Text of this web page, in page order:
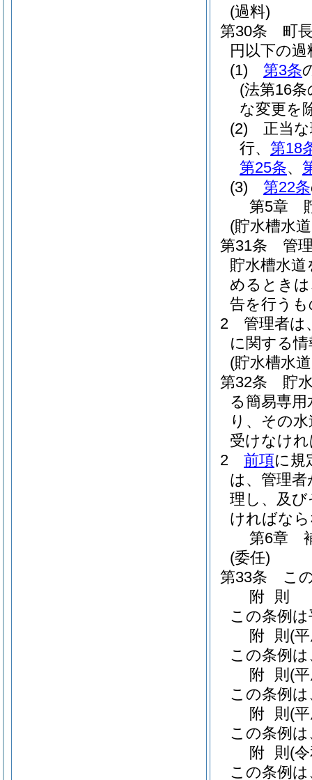
(過料)
第30条
町
円以下の
(1)
第3条
(法第16
な変更を
(2)
正当
行、 第18
第25条、
(3)
第22条
第5章
(貯水槽水
第31条
管
貯水槽水
めるとき
告を行う
2
管理者は
に関する
(貯水槽水
第32条
貯
る簡易専
り、その
受けなけ
2
前項に規
は、管理
理し、及
ければな
第6章
(委任)
第33条
こ
附 則
この条例
附 則 (
この条例
附 則 (
この条例
附 則 (
この条例
附 則 (
この条例